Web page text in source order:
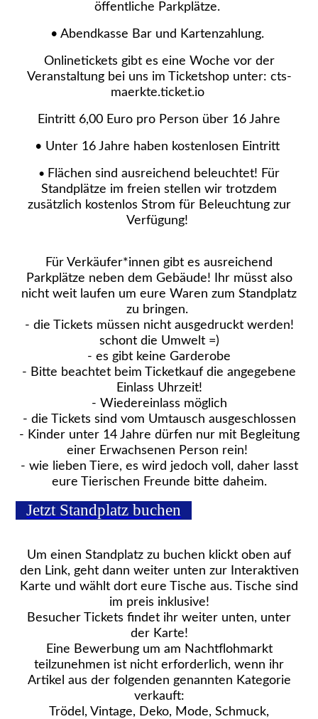
öffentliche Parkplätze.
• Abendkasse Bar und Kartenzahlung.
Onlinetickets gibt es eine Woche vor der
Veranstaltung bei uns im Ticketshop unter: cts-
maerkte.ticket.io
Eintritt 6,00 Euro pro Person über 16 Jahre
• Unter 16 Jahre haben kostenlosen Eintritt
• Flächen sind ausreichend beleuchtet! Für
Standplätze im freien stellen wir trotzdem
zusätzlich kostenlos Strom für Beleuchtung zur
Verfügung!
Für Verkäufer*innen gibt es ausreichend
Parkplätze neben dem Gebäude! Ihr müsst also
nicht weit laufen um eure Waren zum Standplatz
zu bringen.
- die Tickets müssen nicht ausgedruckt werden!
schont die Umwelt =)
- es gibt keine Garderobe
- Bitte beachtet beim Ticketkauf die angegebene
Einlass Uhrzeit!
- Wiedereinlass möglich
- die Tickets sind vom Umtausch ausgeschlossen
- Kinder unter 14 Jahre dürfen nur mit Begleitung
einer Erwachsenen Person rein!
- wie lieben Tiere, es wird jedoch voll, daher lasst
eure Tierischen Freunde bitte daheim.
Jetzt Standplatz buchen
​Um einen Standplatz zu buchen klickt oben auf
den Link, geht dann weiter unten zur Interaktiven
Karte und wählt dort eure Tische aus. Tische sind
im preis inklusive!
Besucher Tickets findet ihr weiter unten, unter
der Karte!
Eine Bewerbung um am Nachtflohmarkt
teilzunehmen ist nicht erforderlich, wenn ihr
Artikel aus der folgenden genannten Kategorie
verkauft:
Trödel, Vintage, Deko, Mode, Schmuck,